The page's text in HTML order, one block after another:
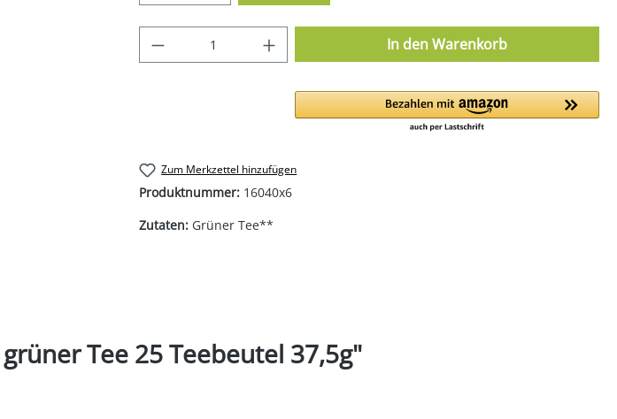
Produkt Anzahl: Gib den gewünschten Wert
In den Warenkorb
Zum Merkzettel hinzufügen
Produktnummer: 16040x6
Zutaten: Grüner Tee**
Tee 25 Teebeutel 37,5g"